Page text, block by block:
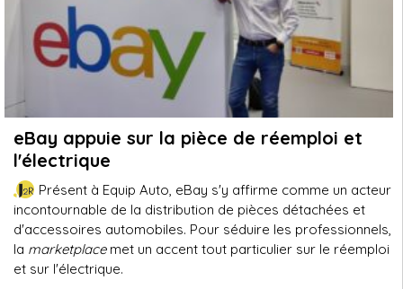
eBay appuie sur la pièce de réemploi et
l'électrique
Présent à Equip Auto, eBay s'y affirme comme un acteur
incontournable de la distribution de pièces détachées et
d'accessoires automobiles. Pour séduire les professionnels,
la marketplacemet un accent tout particulier sur le réemploi
et sur l'électrique.